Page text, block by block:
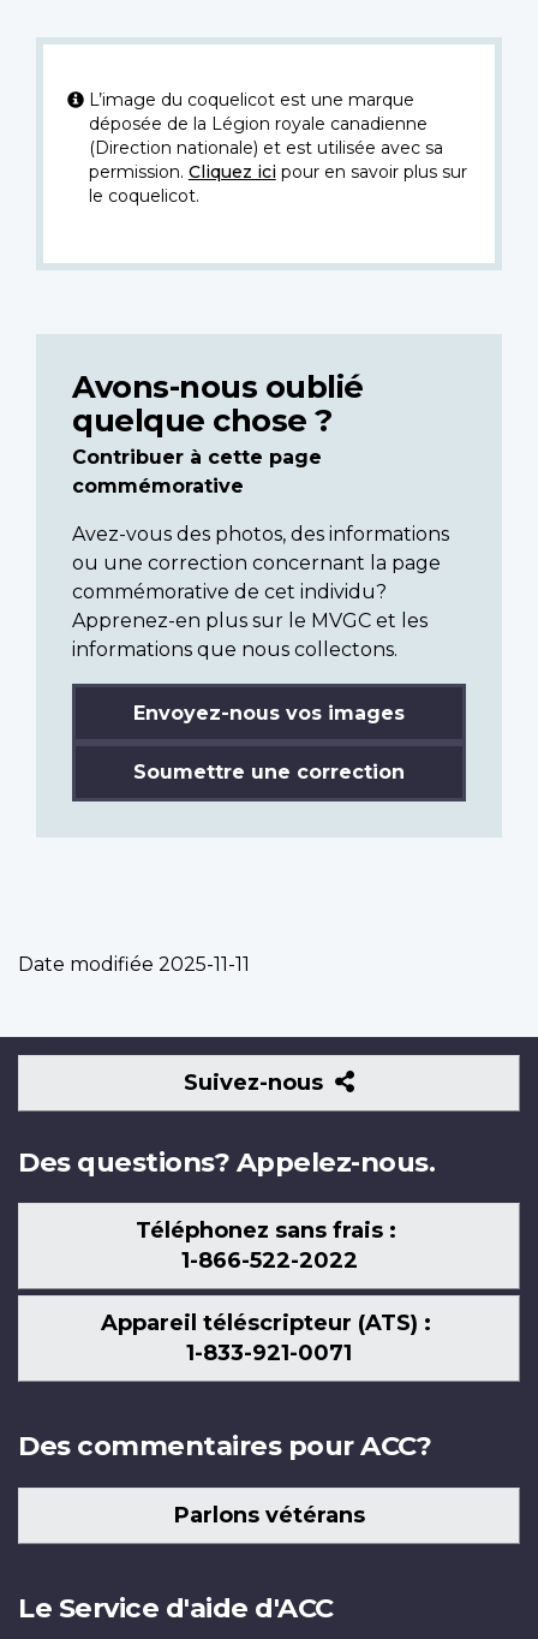
L’image du coquelicot est une marque
déposée de la Légion royale canadienne
(Direction nationale) et est utilisée avec sa
permission. Cliquez icipour en savoir plus sur
le coquelicot.
Avons-nous oublié
quelque chose ?
Contribuer à cette page
commémorative
Avez-vous des photos, des informations
ou une correction concernant la page
commémorative de cet individu?
Apprenez-en plus sur le MVGC et les
informations que nous collectons.
Envoyez-nous vos images
Soumettre une correction
Date modifiée 2025-11-11
Suivez-nous
Suivez-
nous
Des questions? Appelez-nous.
Téléphonez sans frais :
1-866-522-2022
Appareil téléscripteur (ATS) :
1-833-921-0071
Des commentaires pour ACC?
Parlons vétérans
Le Service d'aide d'ACC